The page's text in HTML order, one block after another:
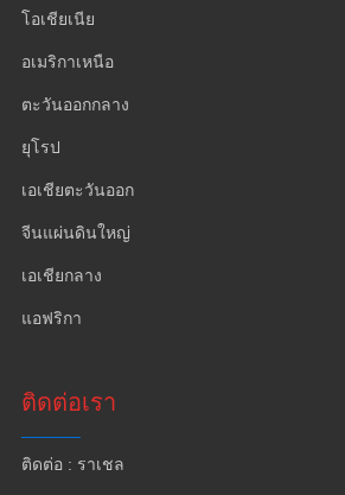
โอเชียเนีย
อเมริกาเหนือ
ตะวันออกกลาง
ยุโรป
เอเชียตะวันออก
จีนแผ่นดินใหญ่
เอเชียกลาง
แอฟริกา
ติดต่อเรา
ติดต่อ : ราเชล